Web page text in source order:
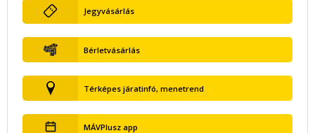
Jegyvásárlás
Bérletvásárlás
Térképes járatinfó, menetrend
MÁVPlusz app